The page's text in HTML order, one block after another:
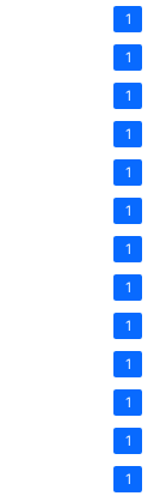
1
1
1
1
1
1
1
1
1
1
1
1
1